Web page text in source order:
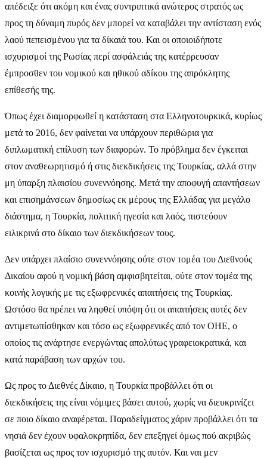
απέδειξε ότι ακόμη και ένας συντριπτικά ανώτερος στρατός ως
προς τη δύναμη πυρός δεν μπορεί να καταβάλει την αντίσταση ενός
λαού πεπεισμένου για τα δίκαιά του. Και οι οποιοιδήποτε
ισχυρισμοί της Ρωσίας περί ασφάλειάς της κατέρρευσαν
έμπροσθεν του νομικού και ηθικού αδίκου της απρόκλητης
επίθεσής της.
Όπως έχει διαμορφωθεί η κατάσταση στα Ελληνοτουρκικά, κυρίως
μετά το 2016, δεν φαίνεται να υπάρχουν περιθώρια για
διπλωματική επίλυση των διαφορών. Το πρόβλημα δεν έγκειται
στον αναθεωρητισμό ή στις διεκδικήσεις της Τουρκίας, αλλά στην
μη ύπαρξη πλαισίου συνεννόησης. Μετά την αποφυγή απαντήσεων
και επισημάνσεων δημοσίως εκ μέρους της Ελλάδας για μεγάλο
διάστημα, η Τουρκία, πολιτική ηγεσία και λαός, πιστεύουν
ειλικρινά στο δίκαιο των διεκδικήσεων τους.
Δεν υπάρχει πλαίσιο συνεννόησης ούτε στον τομέα του Διεθνούς
Δικαίου αφού η νομική βάση αμφισβητείται, ούτε στον τομέα της
κοινής λογικής με τις εξωφρενικές απαιτήσεις της Τουρκίας.
Ωστόσο θα πρέπει να ληφθεί υπόψη ότι οι απαιτήσεις αυτές δεν
αντιμετωπίσθηκαν και τόσο ως εξωφρενικές από τον ΟΗΕ, ο
οποίος τις ανάρτησε ενεργώντας απολύτως γραφειοκρατικά, και
κατά παράβαση των αρχών του.
Ως προς το Διεθνές Δίκαιο, η Τουρκία προβάλλει ότι οι
διεκδικήσεις της είναι νόμιμες βάσει αυτού, χωρίς να διευκρινίζει
σε ποιο δίκαιο αναφέρεται. Παραδείγματος χάριν προβάλλει ότι τα
νησιά δεν έχουν υφαλοκρηπίδα, δεν επεξηγεί όμως πού ακριβώς
βασίζεται ως προς τον ισχυρισμό της αυτόν. Και ναι μεν